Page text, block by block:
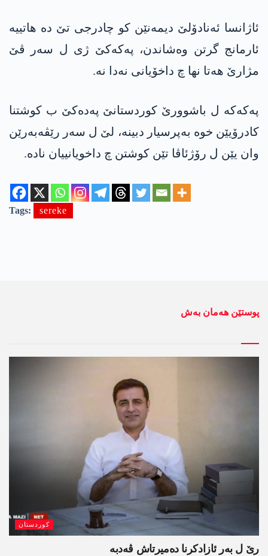
ئاژانسا ئه‌نادۆلێ دیمه‌نێن كو چادرجی تێ ده‌ هاتییه‌
ئارمانج گرتن وه‌شاندن، په‌كه‌كێ ژی ل سه‌ر ڤێ
مژارێ هه‌تا نها چ داخۆیانی نه‌دا نه‌.
په‌كه‌كه‌ ل باشوورێ كوردستانێ په‌ده‌كێ ب كوشتنا
كادرۆیێن خوه‌ به‌پرسیار دبینه‌، لێ ل سه‌ر رێڤه‌به‌رێن
وان یێن ل رۆژئاڤا تێن كوشتن چ داخویانییان ناده‌.
Tags: sereke
پوستێن ھەمان بەش
کوردستان
رێ ل بەر ئازادکرنا دەمیرتاش ڤەدبە